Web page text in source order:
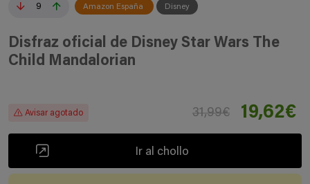
9 Amazon España Disney
Disfraz oficial de Disney Star Wars The
Child Mandalorian
Avisar agotado 31,99€ 19,62€
Ir al chollo